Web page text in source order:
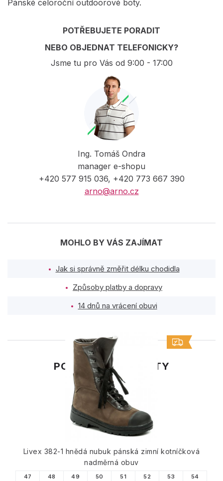
Pánské celoroční outdoorové boty.
POTŘEBUJETE PORADIT
NEBO OBJEDNAT TELEFONICKY?
Jsme tu pro Vás od 9:00 - 17:00
Ing. Tomáš Ondra
manager e-shopu
+420 577 915 036, +420 773 667 390
arno@arno.cz
MOHLO BY VÁS ZAJÍMAT
Jak si správně změřit délku chodidla
Způsoby platby a dopravy
14 dnů na vrácení obuvi
PODOBNÉ PRODUKTY
Livex 382-1 hnědá nubuk pánská zimní kotníčková
nadměrná obuv
47 48 49 50 51 52 53 54